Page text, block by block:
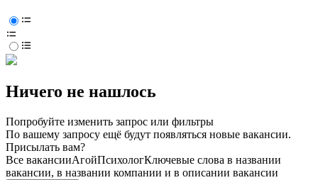
Ничего не нашлось
Попробуйте изменить запрос или фильтры
По вашему запросу ещё будут появляться новые вакансии.
Присылать вам?
Все вакансииАгойПсихологКлючевые слова в названии
вакансии, в названии компании и в описании вакансии